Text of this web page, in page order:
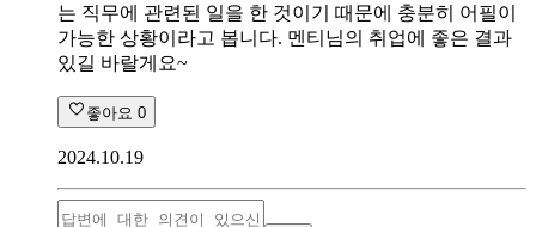
는 직무에 관련된 일을 한 것이기 때문에 충분히 어필이
가능한 상황이라고 봅니다. 멘티님의 취업에 좋은 결과
있길 바랄게요~
좋아요 0
2024.10.19